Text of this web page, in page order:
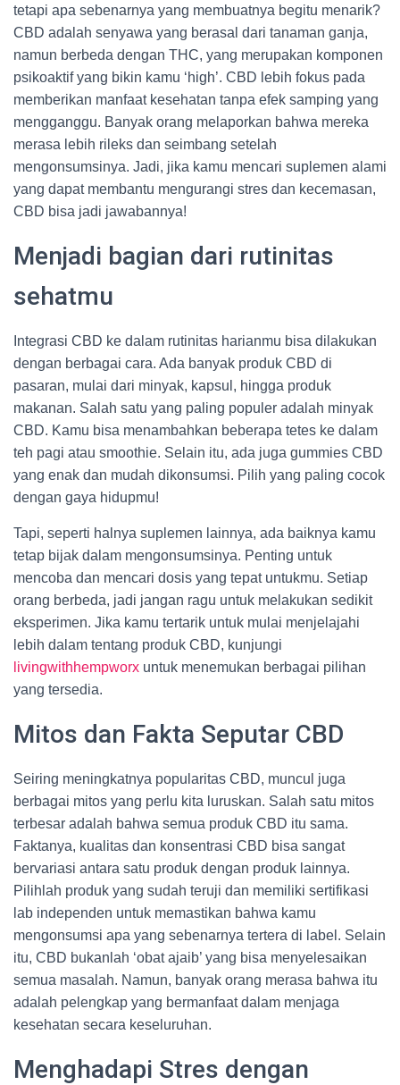
tetapi apa sebenarnya yang membuatnya begitu menarik?
CBD adalah senyawa yang berasal dari tanaman ganja,
namun berbeda dengan THC, yang merupakan komponen
psikoaktif yang bikin kamu ‘high’. CBD lebih fokus pada
memberikan manfaat kesehatan tanpa efek samping yang
mengganggu. Banyak orang melaporkan bahwa mereka
merasa lebih rileks dan seimbang setelah
mengonsumsinya. Jadi, jika kamu mencari suplemen alami
yang dapat membantu mengurangi stres dan kecemasan,
CBD bisa jadi jawabannya!
Menjadi bagian dari rutinitas
sehatmu
Integrasi CBD ke dalam rutinitas harianmu bisa dilakukan
dengan berbagai cara. Ada banyak produk CBD di
pasaran, mulai dari minyak, kapsul, hingga produk
makanan. Salah satu yang paling populer adalah minyak
CBD. Kamu bisa menambahkan beberapa tetes ke dalam
teh pagi atau smoothie. Selain itu, ada juga gummies CBD
yang enak dan mudah dikonsumsi. Pilih yang paling cocok
dengan gaya hidupmu!
Tapi, seperti halnya suplemen lainnya, ada baiknya kamu
tetap bijak dalam mengonsumsinya. Penting untuk
mencoba dan mencari dosis yang tepat untukmu. Setiap
orang berbeda, jadi jangan ragu untuk melakukan sedikit
eksperimen. Jika kamu tertarik untuk mulai menjelajahi
lebih dalam tentang produk CBD, kunjungi
livingwithhempworx untuk menemukan berbagai pilihan
yang tersedia.
Mitos dan Fakta Seputar CBD
Seiring meningkatnya popularitas CBD, muncul juga
berbagai mitos yang perlu kita luruskan. Salah satu mitos
terbesar adalah bahwa semua produk CBD itu sama.
Faktanya, kualitas dan konsentrasi CBD bisa sangat
bervariasi antara satu produk dengan produk lainnya.
Pilihlah produk yang sudah teruji dan memiliki sertifikasi
lab independen untuk memastikan bahwa kamu
mengonsumsi apa yang sebenarnya tertera di label. Selain
itu, CBD bukanlah ‘obat ajaib’ yang bisa menyelesaikan
semua masalah. Namun, banyak orang merasa bahwa itu
adalah pelengkap yang bermanfaat dalam menjaga
kesehatan secara keseluruhan.
Menghadapi Stres dengan